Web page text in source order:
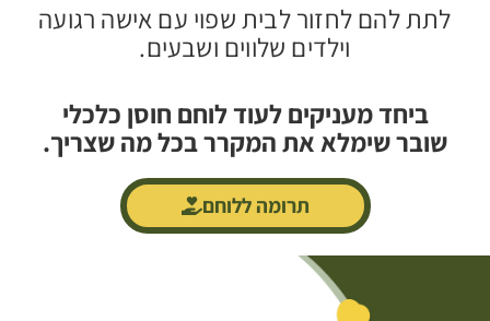
לתת להם לחזור לבית שפוי עם אישה רגועה
וילדים שלווים ושבעים.
ביחד מעניקים לעוד לוחם חוסן כלכלי
שובר שימלא את המקרר בכל מה שצריך.
תרומה ללוחם